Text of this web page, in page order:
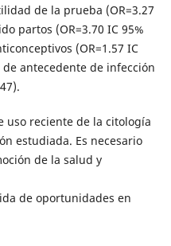
de la prueba (OR=3.27
partos (OR=3.70 IC 95%
(OR=1.57 IC
antecedente de infección
uso reciente de la citología
estudiada. Es necesario
de la salud y
de oportunidades en